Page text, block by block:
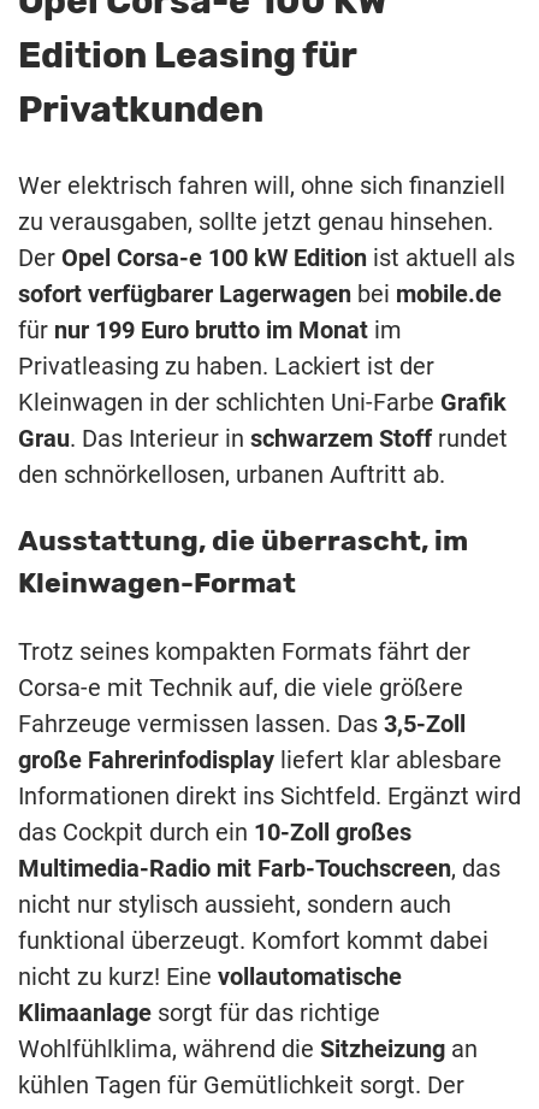
Edition Leasing für
Privatkunden
Wer elektrisch fahren will, ohne sich finanziell
zu verausgaben, sollte jetzt genau hinsehen.
Der Opel Corsa-e 100 kW Edition ist aktuell als
sofort verfügbarer Lagerwagen bei mobile.de
für nur 199 Euro brutto im Monat im
Privatleasing zu haben. Lackiert ist der
Kleinwagen in der schlichten Uni-Farbe Grafik
Grau. Das Interieur in schwarzem Stoffrundet
den schnörkellosen, urbanen Auftritt ab.
Ausstattung, die überrascht, im
Kleinwagen-Format
Trotz seines kompakten Formats fährt der
Corsa-e mit Technik auf, die viele größere
Fahrzeuge vermissen lassen. Das 3,5-Zoll
große Fahrerinfodisplay liefert klar ablesbare
Informationen direkt ins Sichtfeld. Ergänzt wird
das Cockpit durch ein 10-Zoll großes
Multimedia-Radio mit Farb-Touchscreen, das
nicht nur stylisch aussieht, sondern auch
funktional überzeugt. Komfort kommt dabei
nicht zu kurz! Eine vollautomatische
Klimaanlage sorgt für das richtige
Wohlfühlklima, während die Sitzheizung an
kühlen Tagen für Gemütlichkeit sorgt. Der